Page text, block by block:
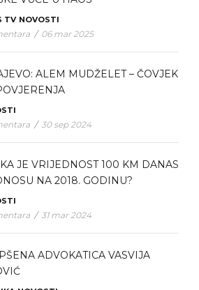
TV NOVOSTI
/ 06 mar 2025
ALEM MUDŽELET – ČOVJEK
/ 30 sep 2024
JE VRIJEDNOST 100 KM DANAS
NA 2018. GODINU?
/ 31 mar 2024
ADVOKATICA VASVIJA